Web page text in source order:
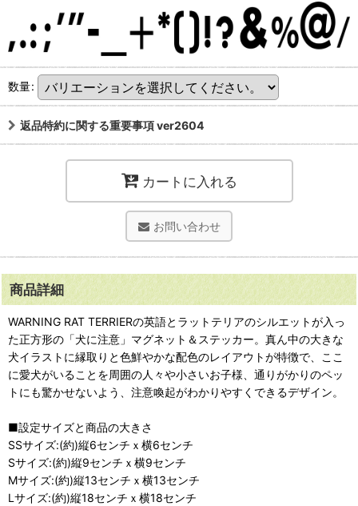
数量:
返品特約に関する重要事項 ver2604
カートに入れる
お問い合わせ
商品詳細
WARNING RAT TERRIERの英語とラットテリアのシルエットが入っ
た正方形の「犬に注意」マグネット＆ステッカー。真ん中の大きな
犬イラストに縁取りと色鮮やかな配色のレイアウトが特徴で、ここ
に愛犬がいることを周囲の人々や小さいお子様、通りがかりのペッ
トにも驚かせないよう、注意喚起がわかりやすくできるデザイン。
■設定サイズと商品の大きさ
SSサイズ:(約)縦6センチｘ横6センチ
Sサイズ:(約)縦9センチｘ横9センチ
Mサイズ:(約)縦13センチｘ横13センチ
Lサイズ:(約)縦18センチｘ横18センチ